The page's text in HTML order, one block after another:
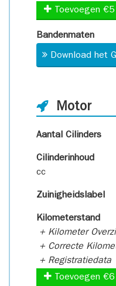
Toevoegen €5
Bandenmaten
Download het
Motor
Aantal Cilinders
Cilinderinhoud
cc
Zuinigheidslabel
Kilometerstand
+ Kilometer
+ Correcte
+ Registratiedata
Toevoegen €6